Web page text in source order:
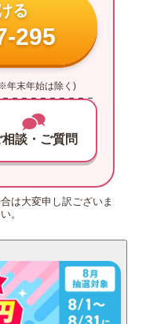
る
295
年末年始は除く)
相談・ご質問
は大変申し訳ございま
。